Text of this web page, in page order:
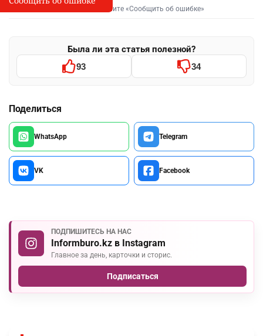
I
Сообщить об опечатке
Была ли эта статья полезной?
93 34
Поделиться
WhatsApp Telegram
VK Facebook
ПОДПИШИТЕСЬ НА НАС
Informburo.kz в Instagram
Подписаться
Сообщить об ошибке